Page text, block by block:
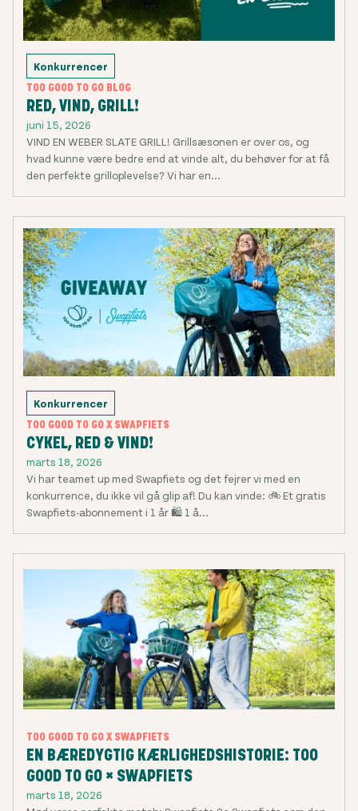
Konkurrencer
TOO GOOD TO GO BLOG
RED, VIND, GRILL!
juni 15, 2026
VIND EN WEBER SLATE GRILL! Grillsæsonen er over os, og
hvad kunne være bedre end at vinde alt, du behøver for at få
den perfekte grilloplevelse? Vi har en...
Konkurrencer
TOO GOOD TO GO X SWAPFIETS
CYKEL, RED & VIND!
marts 18, 2026
Vi har teamet up med Swapfiets og det fejrer vi med en
konkurrence, du ikke vil gå glip af! Du kan vinde: 🚲 Et gratis
Swapfiets-abonnement i 1 år 🛍️ 1 å...
TOO GOOD TO GO X SWAPFIETS
EN BÆREDYGTIG KÆRLIGHEDSHISTORIE: TOO
GOOD TO GO × SWAPFIETS
marts 18, 2026